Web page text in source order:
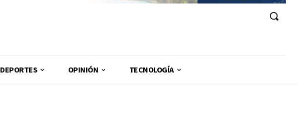
DEPORTES OPINIÓN TECNOLOGÍA